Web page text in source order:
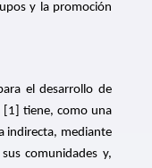
y la promoción
el desarrollo de
[1]
tiene, como una
indirecta, mediante
comunidades y,